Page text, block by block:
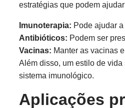
estratégias que podem
Imunoterapia: Pode ajudar
Antibióticos: Podem ser
Vacinas: Manter as vacinas
Além disso, um estilo de
sistema imunológico.
Aplicações